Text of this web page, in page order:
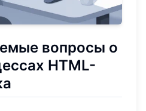
вопросы о
HTML-